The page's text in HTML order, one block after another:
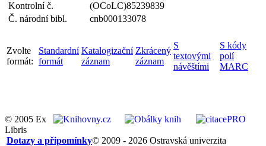
Kontrolní č.
(OCoLC)85239839
Č. národní bibl.
cnb000133078
Zvolte
formát:
Standardní
formát
Katalogizační
záznam
Zkrácený
záznam
S
textovými
návěštími
S kódy
polí
MARC
© 2005 Ex
Libris
© 2009 - 2026 Ostravská univerzita
Dotazy a připomínky